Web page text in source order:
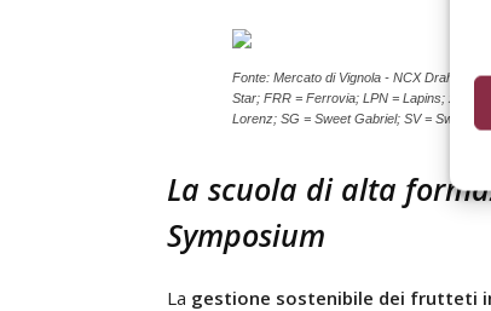
Fonte: Mercato di Vignola - NCX Drahorad,
Star; FRR = Ferrovia; LPN = Lapins; x =
Lorenz; SG = Sweet Gabriel; SV = Sweet
La scuola di alta
Symposium
La gestione sostenibile dei frutteti